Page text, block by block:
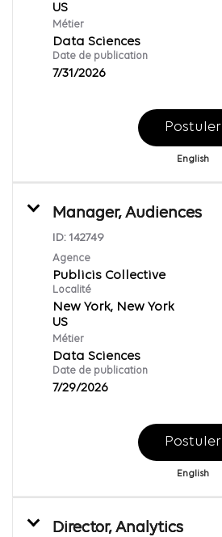
Métier
Data Sciences
Date de publication
7/31/2026
Postuler
English
Manager, Audiences
ID: 142749
Agence
Publicis Collective
Localité
New York, New York
Métier
Data Sciences
Date de publication
7/29/2026
Postuler
English
Director, Analytics